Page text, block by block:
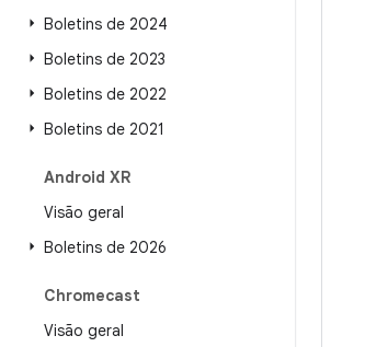
Boletins de 2024
Boletins de 2023
Boletins de 2022
Boletins de 2021
Android XR
Visão geral
Boletins de 2026
Chromecast
Visão geral